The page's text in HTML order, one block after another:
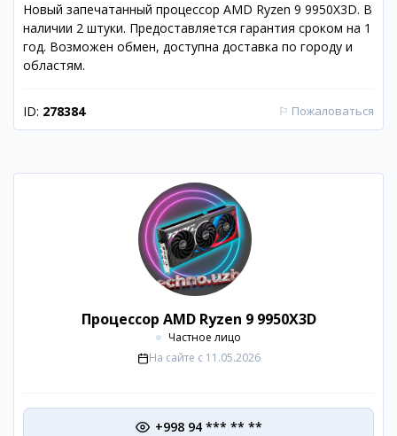
Новый запечатанный процессор AMD Ryzen 9 9950X3D. В
наличии 2 штуки. Предоставляется гарантия сроком на 1
год. Возможен обмен, доступна доставка по городу и
областям.
ID: 278384 ⚐ Пожаловаться
Процессор AMD Ryzen 9 9950X3D
Частное лицо
На сайте с 11.05.2026
+998 94 *** ** **